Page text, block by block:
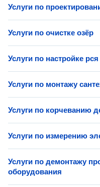
Услуги по
Услуги по очистке озёр
Услуги по настройке рся
Услуги по монтажу
Услуги по корчеванию
Услуги по измерению
Услуги по демонтажу
оборудования